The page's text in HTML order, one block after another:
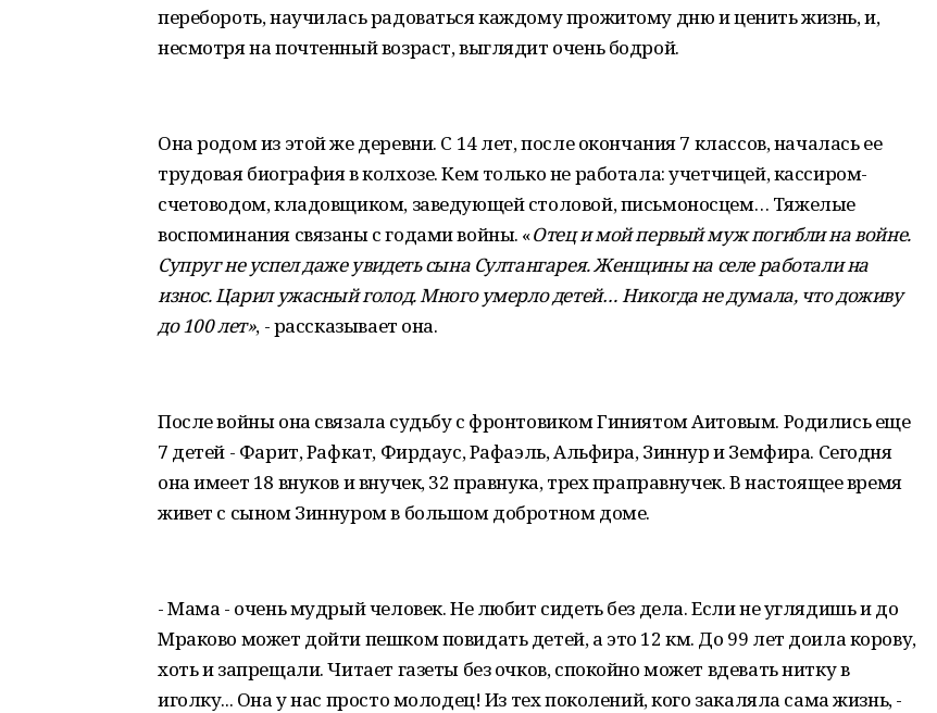
перебороть, научилась радоваться каждому прожитому дню и ценить жизнь, и,
несмотря на почтенный возраст, выглядит очень бодрой.
Она родом из этой же деревни. С 14 лет, после окончания 7 классов, началась ее
трудовая биография в колхозе. Кем только не работала: учетчицей, кассиром-
счетоводом, кладовщиком, заведующей столовой, письмоносцем… Тяжелые
воспоминания связаны с годами войны. «Отец и мой первый муж погибли на войне.
Супруг не успел даже увидеть сына Султангарея. Женщины на селе работали на
износ. Царил ужасный голод. Много умерло детей… Никогда не думала, что доживу
до 100 лет», - рассказывает она.
После войны она связала судьбу с фронтовиком Гиниятом Аитовым. Родились еще
7 детей - Фарит, Рафкат, Фирдаус, Рафаэль, Альфира, Зиннур и Земфира. Сегодня
она имеет 18 внуков и внучек, 32 правнука, трех праправнучек. В настоящее время
живет с сыном Зиннуром в большом добротном доме.
- Мама - очень мудрый человек. Не любит сидеть без дела. Если не углядишь и до
Мраково может дойти пешком повидать детей, а это 12 км. До 99 лет доила корову,
хоть и запрещали. Читает газеты без очков, спокойно может вдевать нитку в
иголку... Она у нас просто молодец! Из тех поколений, кого закаляла сама жизнь, -